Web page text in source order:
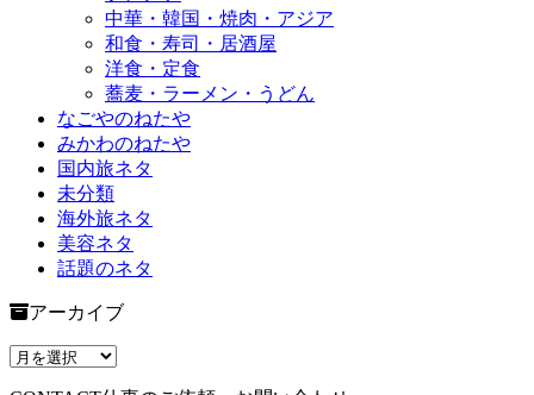
中華・韓国・焼肉・アジア
和食・寿司・居酒屋
洋食・定食
蕎麦・ラーメン・うどん
なごやのねたや
みかわのねたや
国内旅ネタ
未分類
海外旅ネタ
美容ネタ
話題のネタ
アーカイブ